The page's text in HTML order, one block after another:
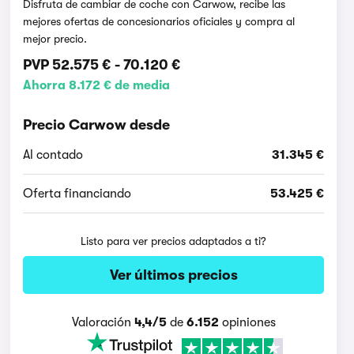
Disfruta de cambiar de coche con Carwow, recibe las
mejores ofertas de concesionarios oficiales y compra al
mejor precio.
PVP 52.575 € -70.120 €
Ahorra 8.172 € de media
Precio Carwow desde
Al contado 31.345 €
Oferta financiando 53.425 €
Listo para ver precios adaptados a ti?
Ver últimos precios
Valoración 4,4/5de 6.152 opiniones